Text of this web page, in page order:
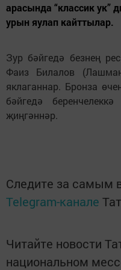
арасында “классик ук”
урын яулап кайттылар.
Зур бәйгедә безнең
Фаиз Билалов
яклаганнар. Бронза
бәйгедә
җиңгәннәр.
Следите за самым
Telegram-канале
Читайте новости
национальном